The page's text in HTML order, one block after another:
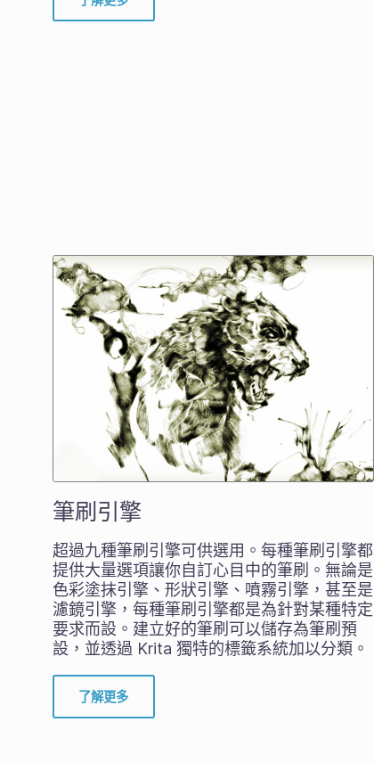
筆刷引擎
超過九種筆刷引擎可供選用。每種筆刷引擎都
提供大量選項讓你自訂心目中的筆刷。無論是
色彩塗抹引擎、形狀引擎、噴霧引擎，甚至是
濾鏡引擎，每種筆刷引擎都是為針對某種特定
要求而設。建立好的筆刷可以儲存為筆刷預
設，並透過 Krita 獨特的標籤系統加以分類。
了解更多